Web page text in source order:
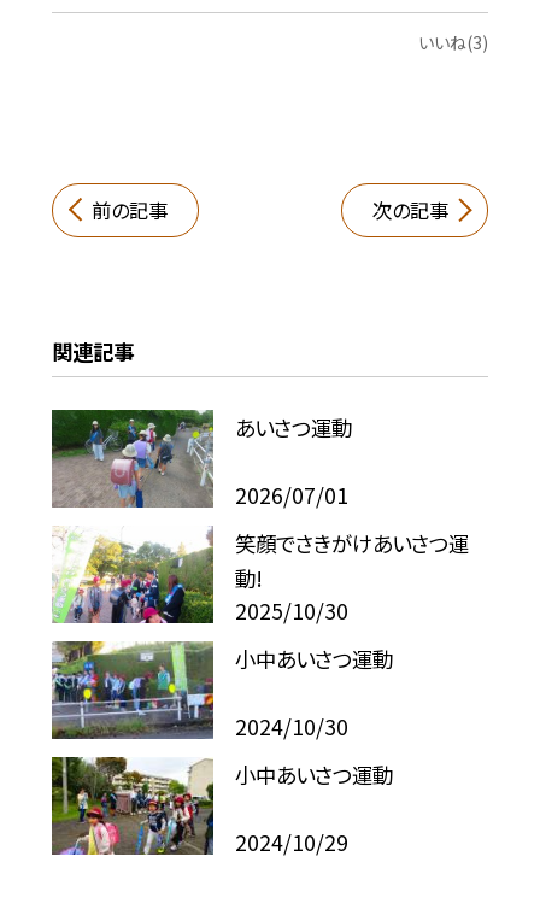
いいね(3)
前の記事 次の記事
関連記事
あいさつ運動
2026/07/01
笑顔でさきがけあいさつ運
動!
2025/10/30
小中あいさつ運動
2024/10/30
小中あいさつ運動
2024/10/29